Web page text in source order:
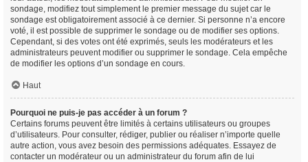
sondage, modifiez tout simplement le premier message du sujet car le
sondage est obligatoirement associé à ce dernier. Si personne n’a encore
voté, il est possible de supprimer le sondage ou de modifier ses options.
Cependant, si des votes ont été exprimés, seuls les modérateurs et les
administrateurs peuvent modifier ou supprimer le sondage. Cela empêche
de modifier les options d’un sondage en cours.
Haut
Pourquoi ne puis-je pas accéder à un forum ?
Certains forums peuvent être limités à certains utilisateurs ou groupes
d’utilisateurs. Pour consulter, rédiger, publier ou réaliser n’importe quelle
autre action, vous avez besoin des permissions adéquates. Essayez de
contacter un modérateur ou un administrateur du forum afin de lui